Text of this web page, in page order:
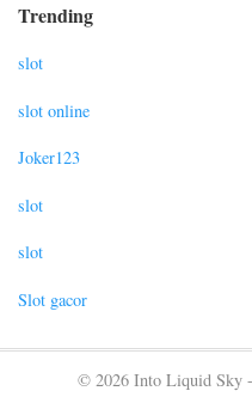
Trending
slot
slot online
Joker123
slot
slot
Slot gacor
© 2026 Into Liquid Sky